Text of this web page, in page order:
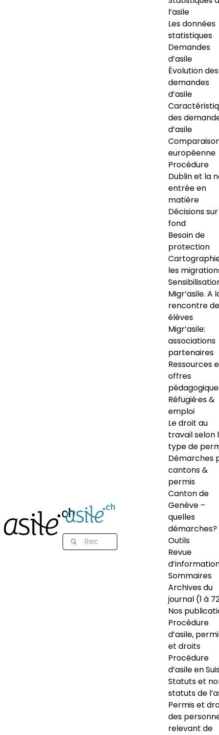
l’asile
Les données
statistiques
Demandes
d’asile
Évolution des
demandes
d’asile
des
d’asile
européenne
Procédure
Dublin et la
entrée en
matière
Décisions
fond
Besoin de
protection
les
Migr’asile. A
rencontre
élèves
Migr’asile:
associations
partenaires
Ressources
offres
Réfugié·es &
emploi
Le droit au
travail selon
type de
Démarches
cantons &
permis
Canton de
Genève –
quelles
démarches?
Outils
Revue
Sommaires
Archives du
journal (1 à
Nos
Procédure
d’asile,
et droits
Procédure
d’asile en
Statuts et
statuts de
Permis et
des
relevant de